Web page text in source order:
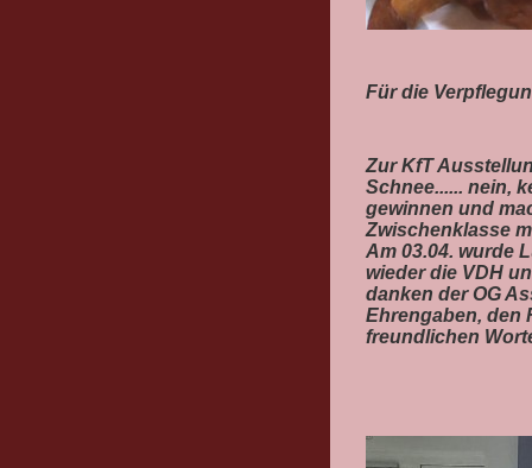
Für die
Zur KfT
Schnee...... nein,
gewinnen und
Zwischenklasse
Am 03.04. wurde
wieder die VDH
danken der OG
Ehrengaben, den
freundlichen